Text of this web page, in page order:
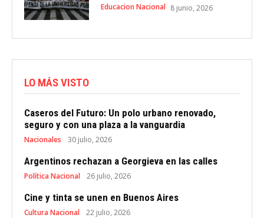
Educacion Nacional 8 junio, 2026
LO MÁS VISTO
Caseros del Futuro: Un polo urbano renovado,
seguro y con una plaza a la vanguardia
Nacionales 30 julio, 2026
Argentinos rechazan a Georgieva en las calles
Política Nacional 26 julio, 2026
Cine y tinta se unen en Buenos Aires
Cultura Nacional 22 julio, 2026